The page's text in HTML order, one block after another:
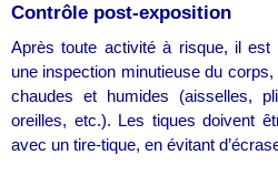
Contrôle post-exposition
Après toute activité à risque, il est
une inspection minutieuse du
chaudes et humides (aisselles,
oreilles, etc.). Les tiques doivent
avec un tire-tique, en évitant